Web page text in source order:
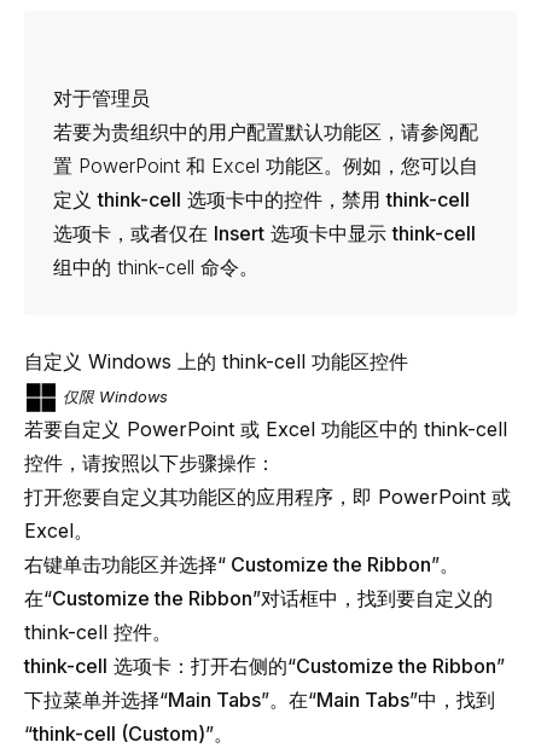
对于管理员
若要为贵组织中的用户配置默认功能区，请参阅配
置 PowerPoint 和 Excel 功能区。例如，您可以自
定义think-cell 选项卡中的控件，禁用think-cell
选项卡，或者仅在 Insert 选项卡中显示think-cell
组中的 think-cell 命令。
自定义 Windows 上的 think-cell 功能区控件
仅限 Windows
若要自定义 PowerPoint 或 Excel 功能区中的 think-cell
控件，请按照以下步骤操作：
打开您要自定义其功能区的应用程序，即 PowerPoint 或
Excel。
右键单击功能区并选择“ Customize the Ribbon”。
在“Customize the Ribbon”对话框中，找到要自定义的
think-cell 控件。
think-cell 选项卡：打开右侧的“Customize the Ribbon”
下拉菜单并选择“Main Tabs”。在“Main Tabs”中，找到
“think-cell (Custom)”。